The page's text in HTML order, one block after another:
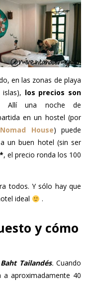
en las zonas de playa
los precios son
Allí una noche de
en un hostel (por
House) puede
un buen hotel (sin ser
, el precio ronda los 100
todos. Y sólo hay que
ideal
.
y cómo
Baht Tailandés. Cuando
aproximadamente 40